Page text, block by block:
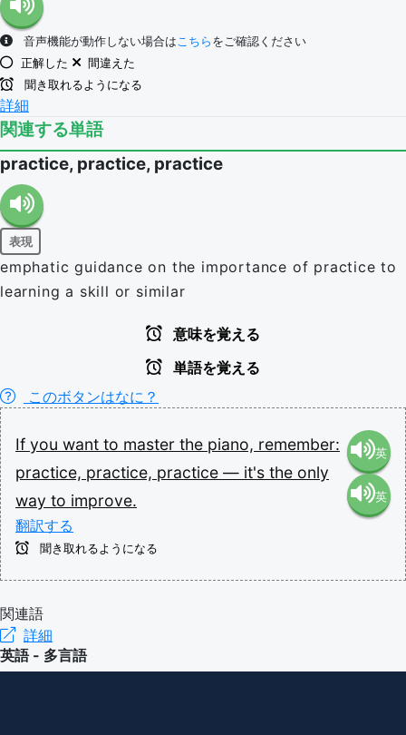
音声機能が動作しない場合はこちら をご確認ください
正解した
間違えた
聞き取れるようになる
詳細
関連する単語
practice, practice, practice
表現
emphatic guidance on the importance of practice to
learning a skill or similar
意味を覚える
単語を覚える
このボタンはなに？
If you want to master the piano, remember:
practice, practice, practice — it's the only
way to improve.
翻訳する
英
語（米
英
聞き取れるようになる
関連語
詳細
英語 - 多言語